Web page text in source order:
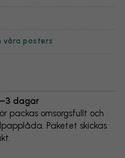
våra posters
dagar
packas omsorgsfullt och
Paketet skickas